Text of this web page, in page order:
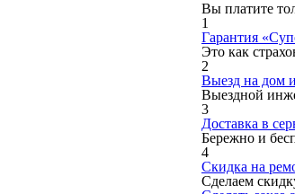
Вы платите
1
Гарантия
Это как
2
Выезд на дом
Выездной
3
Доставка в
Бережно и
4
Скидка на
Сделаем